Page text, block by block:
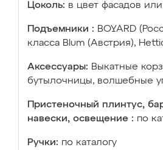
Цоколь: в цвет фасадов
Подъемники : BOYARD
класса Blum (Австрия),
Аксессуары: Выкатные
бутылочницы, волшебные
Пристеночный плинтус,
навески, освещение : по
Ручки: по каталогу